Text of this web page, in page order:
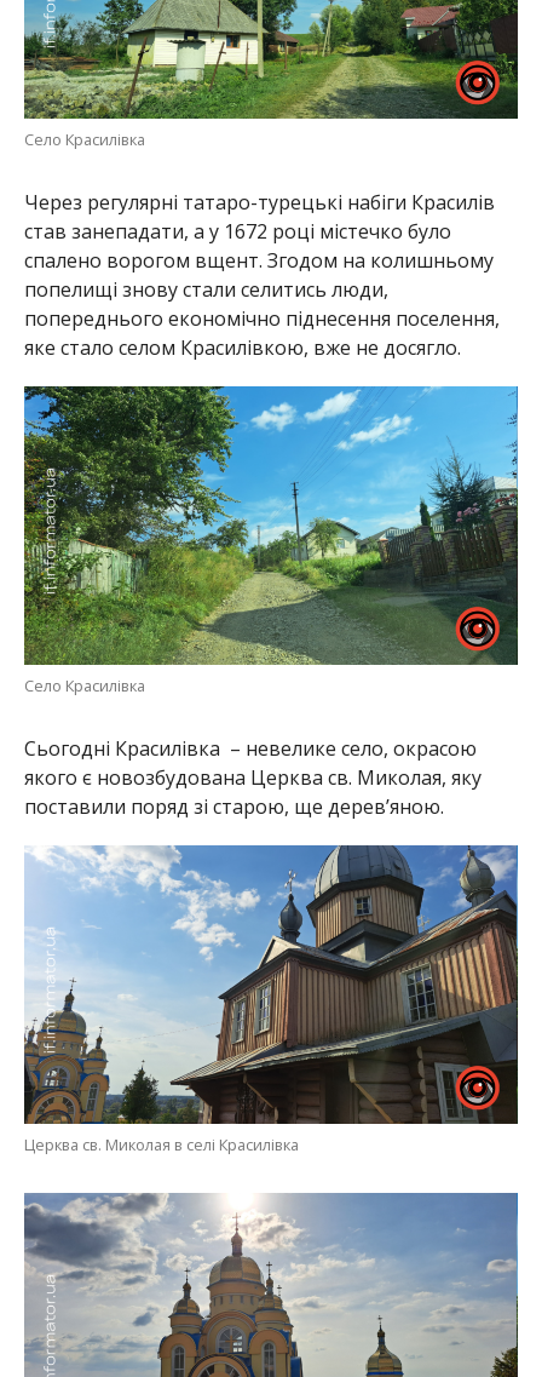
Село Красилівка
Через регулярні татаро-турецькі набіги Красилів
став занепадати, а у 1672 році містечко було
спалено ворогом вщент. Згодом на колишньому
попелищі знову стали селитись люди,
попереднього економічно піднесення поселення,
яке стало селом Красилівкою, вже не досягло.
Село Красилівка
Сьогодні Красилівка – невелике село, окрасою
якого є новозбудована Церква св. Миколая, яку
поставили поряд зі старою, ще дерев’яною.
Церква св. Миколая в селі Красилівка